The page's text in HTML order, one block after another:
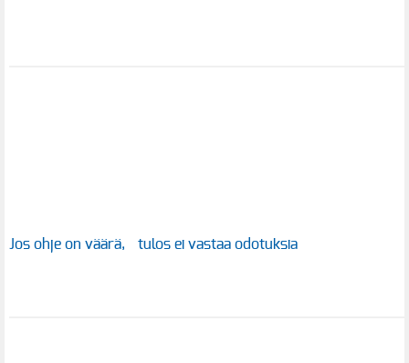
Jos ohje on väärä, tulos ei vastaa odotuksia